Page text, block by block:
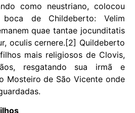
como neustriano, colocou
de Childeberto: Velim
quae tantae jocunditatis
oculis cernere.[2] Quildeberto
mais religiosos de Clovis,
resgatando sua irmã e
Mosteiro de São Vicente onde